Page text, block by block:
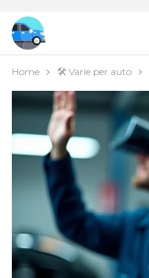
Home 🛠️ Varie per auto